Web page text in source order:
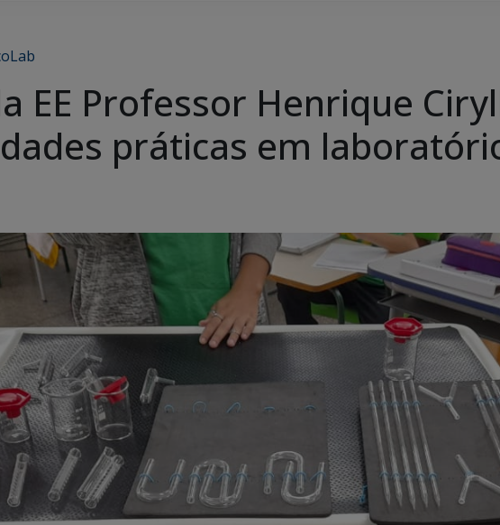
EE Professor Henrique
práticas em